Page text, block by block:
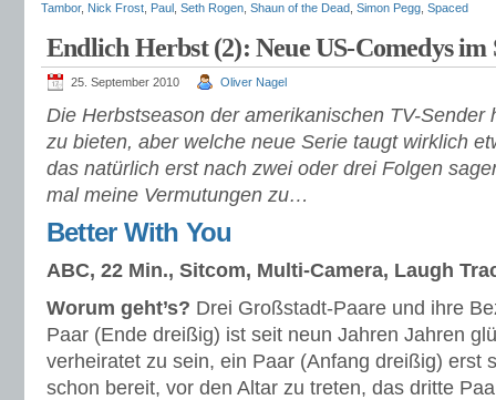
Tambor, Nick Frost Paul Seth Rogen Shaun of the Dead Simon Pegg Spaced
Endlich Herbst (2): Neue US-Comedys
25. September 2010 Oliver Nagel
Die Herbstseason der amerikanischen TV-Sender
zu bieten, aber welche neue Serie taugt wirklich
das natürlich erst nach zwei oder drei Folgen
mal meine Vermutungen zu…
Better With You
ABC, 22 Min., Sitcom, Multi-Camera, Laugh
Worum geht’s? Drei Großstadt-Paare und ihre
Paar (Ende dreißig) ist seit neun Jahren Jahren
verheiratet zu sein, ein Paar (Anfang dreißig) erst
schon bereit, vor den Altar zu treten, das dritte